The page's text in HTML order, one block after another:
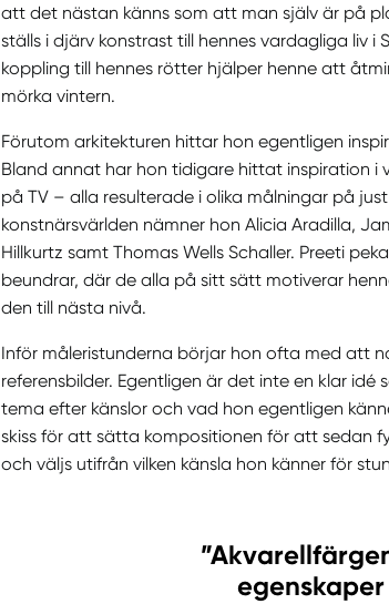
att det nästan känns som att man själv är på
ställs i djärv konstrast till hennes vardagliga liv
koppling till hennes rötter hjälper henne att
mörka vintern.
Förutom arkitekturen hittar hon egentligen
Bland annat har hon tidigare hittat inspiration
på TV – alla resulterade i olika målningar på
konstnärsvärlden nämner hon Alicia Aradilla,
Hillkurtz samt Thomas Wells Schaller. Preeti
beundrar, där de alla på sitt sätt motiverar
den till nästa nivå.
Inför måleristunderna börjar hon ofta med att
referensbilder. Egentligen är det inte en klar
tema efter känslor och vad hon egentligen
skiss för att sätta kompositionen för att sedan
och väljs utifrån vilken känsla hon känner för